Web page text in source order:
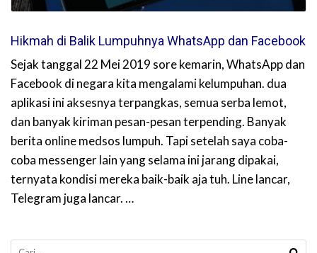
Hikmah di Balik Lumpuhnya WhatsApp dan Facebook
Sejak tanggal 22 Mei 2019 sore kemarin, WhatsApp dan
Facebook di negara kita mengalami kelumpuhan. dua
aplikasi ini aksesnya terpangkas, semua serba lemot,
dan banyak kiriman pesan-pesan terpending. Banyak
berita online medsos lumpuh. Tapi setelah saya coba-
coba messenger lain yang selama ini jarang dipakai,
ternyata kondisi mereka baik-baik aja tuh. Line lancar,
Telegram juga lancar. …
Cari